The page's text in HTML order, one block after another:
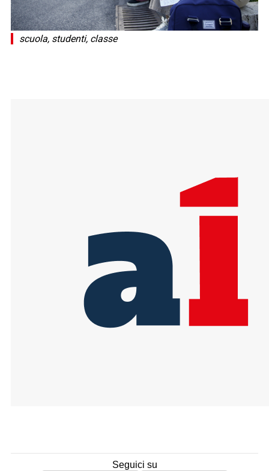
scuola, studenti, classe
Seguici su